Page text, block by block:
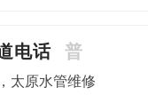
电话 普
太原水管维修